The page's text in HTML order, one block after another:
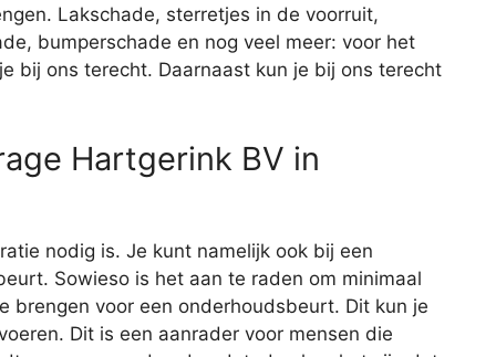
Lakschade, sterretjes in de voorruit,
bumperschade en nog veel meer: voor het
bij ons terecht. Daarnaast kun je bij ons terecht
Hartgerink BV in
nodig is. Je kunt namelijk ook bij een
Sowieso is het aan te raden om minimaal
brengen voor een onderhoudsbeurt. Dit kun je
Dit is een aanrader voor mensen die